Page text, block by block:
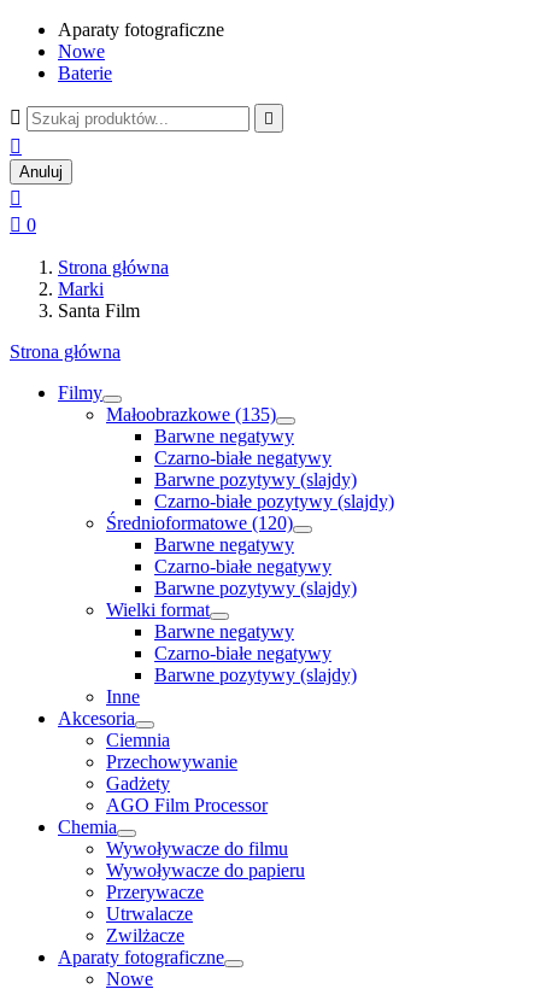
Aparaty fotograficzne
Nowe
Baterie
 

Anuluj

 0
Strona główna
Marki
Santa Film
Strona główna
Filmy
Małoobrazkowe (135)
Barwne negatywy
Czarno-białe negatywy
Barwne pozytywy (slajdy)
Czarno-białe pozytywy (slajdy)
Średnioformatowe (120)
Barwne negatywy
Czarno-białe negatywy
Barwne pozytywy (slajdy)
Wielki format
Barwne negatywy
Czarno-białe negatywy
Barwne pozytywy (slajdy)
Inne
Akcesoria
Ciemnia
Przechowywanie
Gadżety
AGO Film Processor
Chemia
Wywoływacze do filmu
Wywoływacze do papieru
Przerywacze
Utrwalacze
Zwilżacze
Aparaty fotograficzne
Nowe